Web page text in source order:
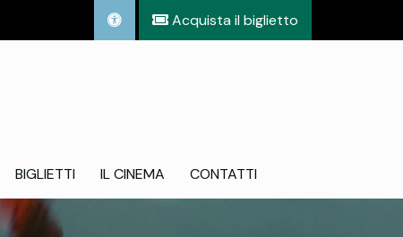
Acquista il biglietto
BIGLIETTI IL CINEMA CONTATTI